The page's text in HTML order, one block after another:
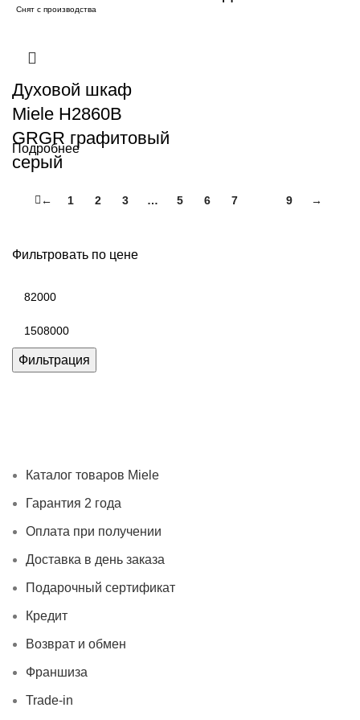
Фильтровать по цене
Фильтрация
Снят с производства
Духовой шкаф
Miele H2860B
GRGR графитовый
серый
Подробнее
← 1 2 3 … 5 6 7 9 →
Каталог товаров Miele
Гарантия 2 года
Оплата при получении
Доставка в день заказа
Подарочный сертификат
Кредит
Возврат и обмен
Франшиза
Trade-in